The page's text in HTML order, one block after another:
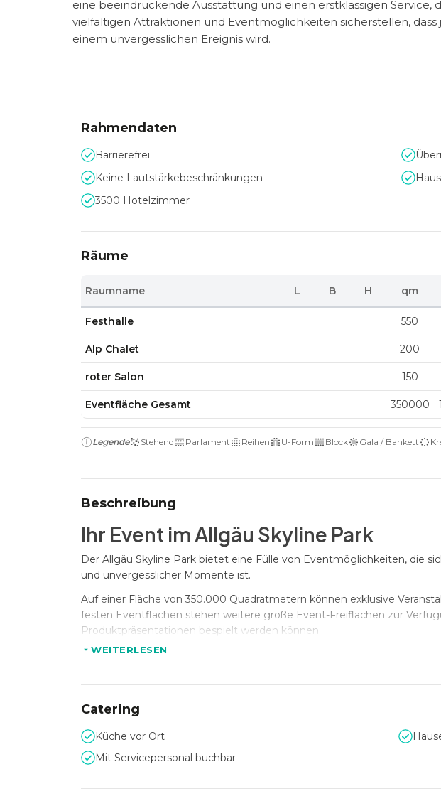
eine beeindruckende Ausstattung und einen erstklassigen Service,
vielfältigen Attraktionen und Eventmöglichkeiten sicherstellen, dass
einem unvergesslichen Ereignis wird.
Rahmendaten
Barrierefrei
Keine Lautstärkebeschränkungen
3500 Hotelzimmer
Räume
Raumname L B H qm
Festhalle 550
Alp Chalet 200
roter Salon 150
Eventfläche Gesamt 350000
Legende Stehend Parlament Reihen U-Form Block Gala / Bankett
Beschreibung
Ihr Event im Allgäu Skyline Park
Der Allgäu Skyline Park bietet eine Fülle von Eventmöglichkeiten, die
und unvergesslicher Momente ist.
Auf einer Fläche von 350.000 Quadratmetern können exklusive
festen Eventflächen stehen weitere große Event-Freiflächen zur
Produktpräsentationen bespielt werden können.
Ein Highlight des Allgäu Skyline Parks ist das Winterwonderland. Der
Umgebung für eine Weihnachtsfeier oder ein weihnachtliches
Ausstattung und Service
Der Allgäu Skyline Park bietet eine Vielzahl von Dienstleistungen und
Veranstaltung reibungslos abläuft. Hierzu gehören Catering-Optionen,
WEITERLESEN
Catering
Küche vor Ort
Mit Servicepersonal buchbar